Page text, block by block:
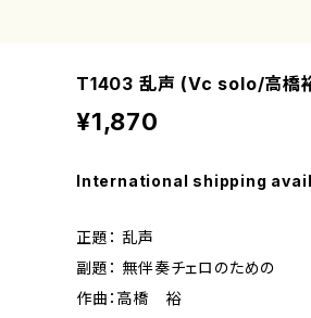
T1403 乱声 (Vc solo/高橋
¥1,870
International shipping
正題： 乱声
副題： 無伴奏チェロのための
作曲：高橋 裕